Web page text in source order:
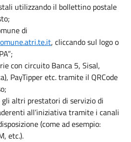
utilizzando il bollettino postale
di
, cliccando sul logo o
con circuito Banca 5, Sisal,
PayTipper etc. tramite il QRCode
gli altri prestatori di servizio di
all’iniziativa tramite i canali
(come ad esempio:
etc.).